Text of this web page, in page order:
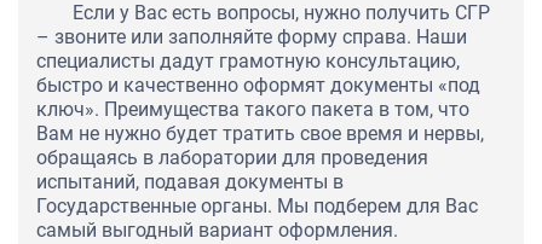
Если у Вас есть вопросы, нужно получить СГР
– звоните или заполняйте форму справа. Наши
специалисты дадут грамотную консультацию,
быстро и качественно оформят документы «под
ключ». Преимущества такого пакета в том, что
Вам не нужно будет тратить свое время и нервы,
обращаясь в лаборатории для проведения
испытаний, подавая документы в
Государственные органы. Мы подберем для Вас
самый выгодный вариант оформления.